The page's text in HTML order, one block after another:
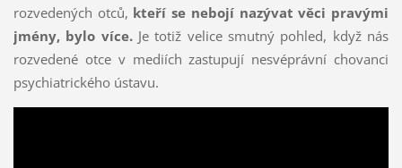
rozvedených otců, kteří se nebojí nazývat věci pravými
jmény, bylo více.Je totiž velice smutný pohled, když nás
rozvedené otce v mediích zastupují nesvéprávní chovanci
psychiatrického ústavu.